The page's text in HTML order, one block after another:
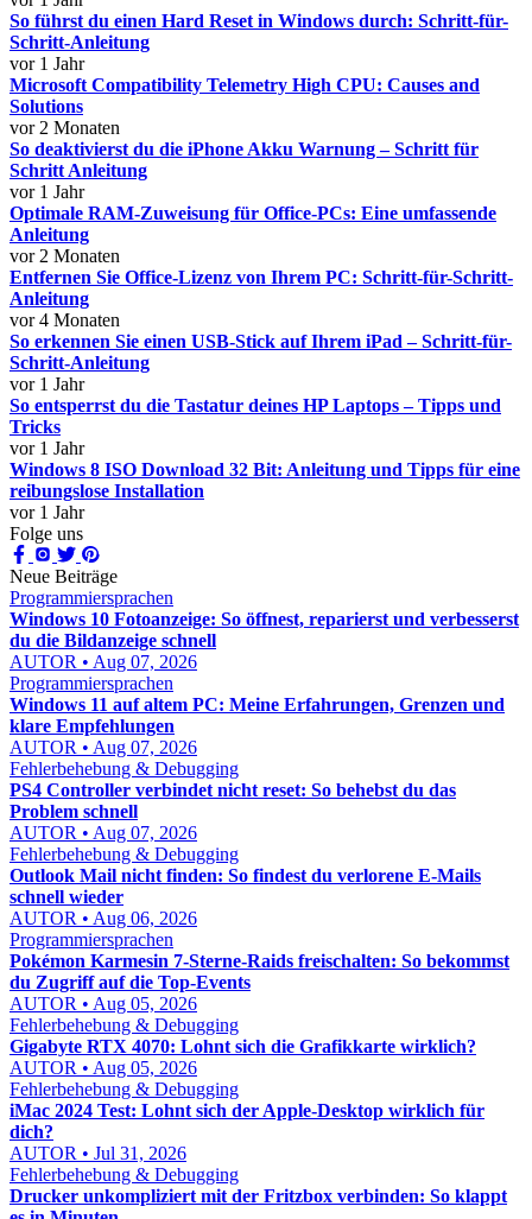
So führst du einen Hard Reset in Windows durch: Schritt-für-
Schritt-Anleitung
vor 1 Jahr
Microsoft Compatibility Telemetry High CPU: Causes and
Solutions
vor 2 Monaten
So deaktivierst du die iPhone Akku Warnung – Schritt für
Schritt Anleitung
vor 1 Jahr
Optimale RAM-Zuweisung für Office-PCs: Eine umfassende
Anleitung
vor 2 Monaten
Entfernen Sie Office-Lizenz von Ihrem PC: Schritt-für-Schritt-
Anleitung
vor 4 Monaten
So erkennen Sie einen USB-Stick auf Ihrem iPad – Schritt-für-
Schritt-Anleitung
vor 1 Jahr
So entsperrst du die Tastatur deines HP Laptops – Tipps und
Tricks
vor 1 Jahr
Windows 8 ISO Download 32 Bit: Anleitung und Tipps für eine
reibungslose Installation
vor 1 Jahr
Folge uns
Neue Beiträge
Programmiersprachen
Windows 10 Fotoanzeige: So öffnest, reparierst und verbesserst
du die Bildanzeige schnell
AUTOR • Aug 07, 2026
Programmiersprachen
Windows 11 auf altem PC: Meine Erfahrungen, Grenzen und
klare Empfehlungen
AUTOR • Aug 07, 2026
Fehlerbehebung & Debugging
PS4 Controller verbindet nicht reset: So behebst du das
Problem schnell
AUTOR • Aug 07, 2026
Fehlerbehebung & Debugging
Outlook Mail nicht finden: So findest du verlorene E-Mails
schnell wieder
AUTOR • Aug 06, 2026
Programmiersprachen
Pokémon Karmesin 7-Sterne-Raids freischalten: So bekommst
du Zugriff auf die Top-Events
AUTOR • Aug 05, 2026
Fehlerbehebung & Debugging
Gigabyte RTX 4070: Lohnt sich die Grafikkarte wirklich?
AUTOR • Aug 05, 2026
Fehlerbehebung & Debugging
iMac 2024 Test: Lohnt sich der Apple-Desktop wirklich für
dich?
AUTOR • Jul 31, 2026
Fehlerbehebung & Debugging
Drucker unkompliziert mit der Fritzbox verbinden: So klappt